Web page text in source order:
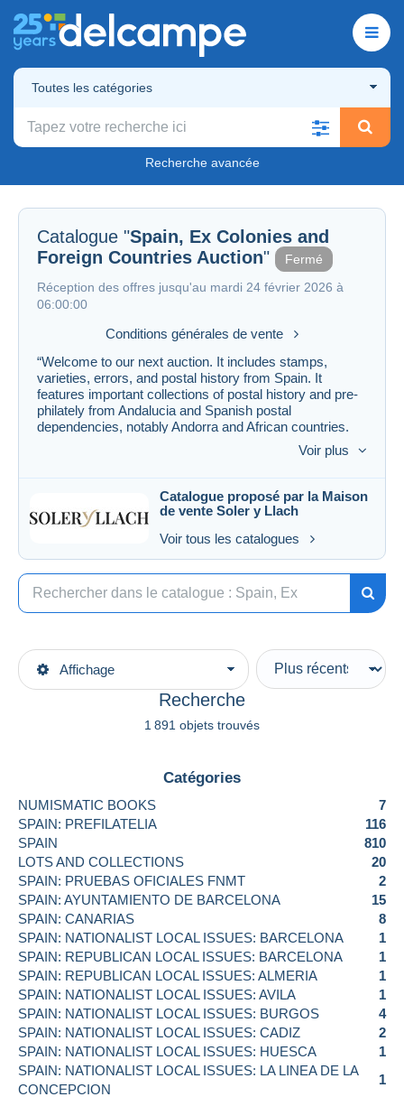
Toutes les catégories
Recherche avancée
Catalogue "Spain, Ex Colonies and
Foreign Countries Auction"
Fermé
Réception des offres jusqu'au mardi 24 février 2026 à
06:00:00
Conditions générales de vente
“Welcome to our next auction. It includes stamps,
varieties, errors, and postal history from Spain. It
features important collections of postal history and pre-
philately from Andalucia and Spanish postal
dependencies, notably Andorra and African countries.
The foreign countries section includes fine collections
from Czechoslovakia, France, Italy, The Papal States,
Switzerland, and a collection of airmail and postal
history items. Also featured are lots and collections.”
Voir plus
Catalogue proposé par la Maison
de vente Soler y Llach
Voir tous les catalogues
Recherche
1 891 objets trouvés
Affichage
Catégories
NUMISMATIC BOOKS
7
SPAIN: PREFILATELIA
116
SPAIN
810
LOTS AND COLLECTIONS
20
SPAIN: PRUEBAS OFICIALES FNMT
2
SPAIN: AYUNTAMIENTO DE BARCELONA
15
SPAIN: CANARIAS
8
SPAIN: NATIONALIST LOCAL ISSUES: BARCELONA
1
SPAIN: REPUBLICAN LOCAL ISSUES: BARCELONA
1
SPAIN: REPUBLICAN LOCAL ISSUES: ALMERIA
1
SPAIN: NATIONALIST LOCAL ISSUES: AVILA
1
SPAIN: NATIONALIST LOCAL ISSUES: BURGOS
4
SPAIN: NATIONALIST LOCAL ISSUES: CADIZ
2
SPAIN: NATIONALIST LOCAL ISSUES: HUESCA
1
SPAIN: NATIONALIST LOCAL ISSUES: LA LINEA DE LA
CONCEPCION
1